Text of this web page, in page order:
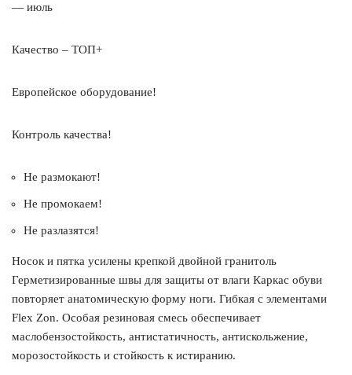
— июль
Качество – ТОП+
Европейское оборудование!
Контроль качества!
Не размокают!
Не промокаем!
Не разлазятся!
Носок и пятка усилены крепкой двойной гранитоль
Герметизированные швы для защиты от влаги Каркас обуви
повторяет анатомическую форму ноги. Гибкая с элементами
Flex Zon. Особая резиновая смесь обеспечивает
маслобензостойкость, антистатичность, антискольжение,
морозостойкость и стойкость к истиранию.